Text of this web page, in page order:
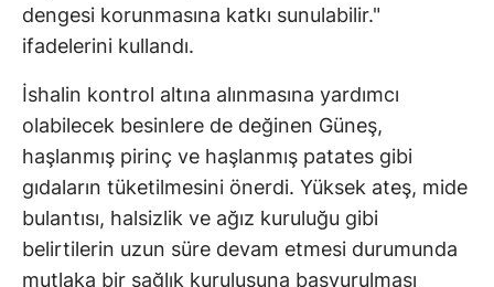
dengesi korunmasına katkı sunulabilir."
ifadelerini kullandı.
İshalin kontrol altına alınmasına yardımcı
olabilecek besinlere de değinen Güneş,
haşlanmış pirinç ve haşlanmış patates gibi
gıdaların tüketilmesini önerdi. Yüksek ateş, mide
bulantısı, halsizlik ve ağız kuruluğu gibi
belirtilerin uzun süre devam etmesi durumunda
mutlaka bir sağlık kuruluşuna başvurulması